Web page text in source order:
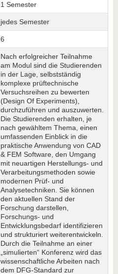
1 Semester
jedes Semester
6
Nach erfolgreicher Teilnahme
am Modul sind die Studierenden
in der Lage, selbstständig
komplexe prüftechnische
Versuchsreihen zu bewerten
(Design Of Experiments),
durchzuführen und auszuwerten.
Die Studierenden erhalten, je
nach gewähltem Thema, einen
umfassenden Einblick in die
praktische Anwendung von CAD
& FEM Software, den Umgang
mit neuartigen Herstellungs- und
Verarbeitungsmethoden sowie
modernen Prüf- und
Analysetechniken. Sie können
den aktuellen Stand der
Forschung darstellen,
Forschungs- und
Entwicklungsbedarf identifizieren
und strukturiert weiterentwickeln.
Durch die Teilnahme an einer
„simulierten“ Konferenz wird das
wissenschaftliche Arbeiten nach
dem DFG-Standard zur